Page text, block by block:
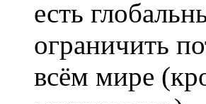
есть
ограничить
всём мире